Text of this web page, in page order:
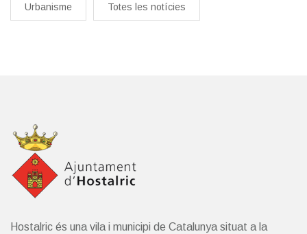
Urbanisme Totes les notícies
Hostalric és una vila i municipi de Catalunya situat a la